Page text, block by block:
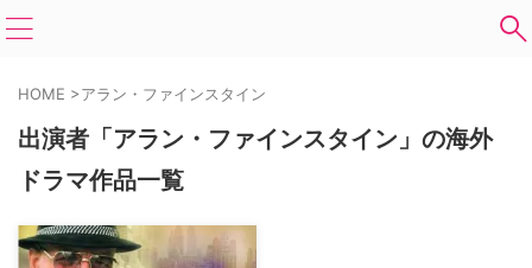
HOME >アラン・ファインスタイン
出演者「アラン・ファインスタイン」の海外
ドラマ作品一覧